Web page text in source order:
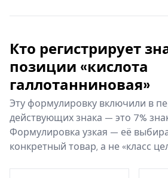
Кто регистрирует
позиции «кислота
галлотанниновая»
Эту формулировку включили в
действующих знака — это 7%
Формулировка узкая — её
конкретный товар, а не «класс